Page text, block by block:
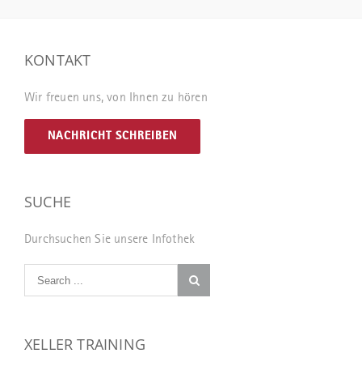
KONTAKT
Wir freuen uns, von Ihnen zu hören
NACHRICHT SCHREIBEN
SUCHE
Durchsuchen Sie unsere Infothek
XELLER TRAINING